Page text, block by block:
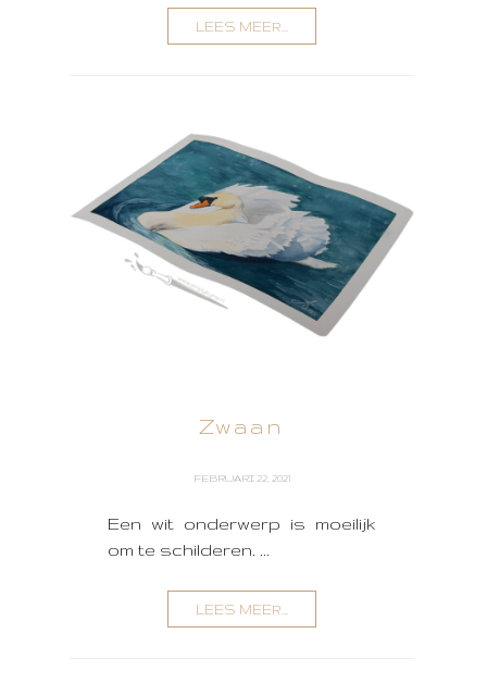
LEES MEER...
Zwaan
FEBRUARI 22, 2021
Een wit onderwerp is moeilijk
om te schilderen. ...
LEES MEER...